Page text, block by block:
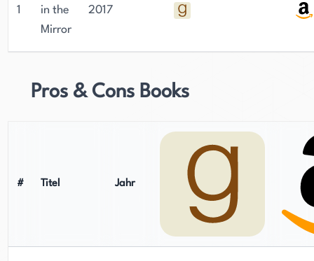
1
in the
Mirror
2017
Pros & Cons Books
# Titel Jahr